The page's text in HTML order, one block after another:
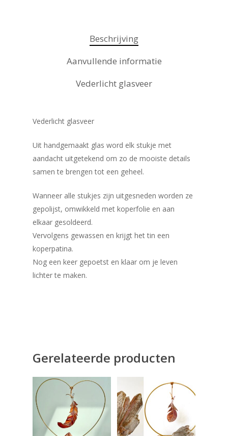
Beschrijving
Aanvullende informatie
Vederlicht glasveer
Vederlicht glasveer
Uit handgemaakt glas word elk stukje met
aandacht uitgetekend om zo de mooiste details
samen te brengen tot een geheel.
​Wanneer alle stukjes zijn uitgesneden worden ze
gepolijst, omwikkeld met koperfolie en aan
elkaar gesoldeerd.
Vervolgens gewassen en krijgt het tin een
koperpatina.
Nog een keer gepoetst en klaar om je leven
lichter te maken.
Gerelateerde producten